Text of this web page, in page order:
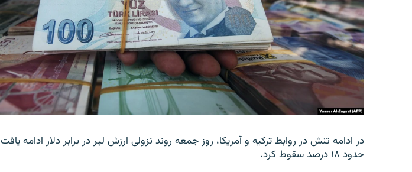
در ادامه تنش در روابط ترکیه و آمریکا، روز جمعه روند نزولی ارزش لیر در برابر دلار ادامه
حدود ۱۸ درصد سقوط کرد.